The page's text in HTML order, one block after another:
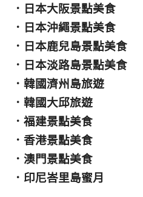
． 日本大阪景點美食
． 日本沖繩景點美食
． 日本鹿兒島景點美食
． 日本淡路島景點美食
． 韓國濟州島旅遊
． 韓國大邱旅遊
． 福建景點美食
． 香港景點美食
． 澳門景點美食
． 印尼峇里島蜜月